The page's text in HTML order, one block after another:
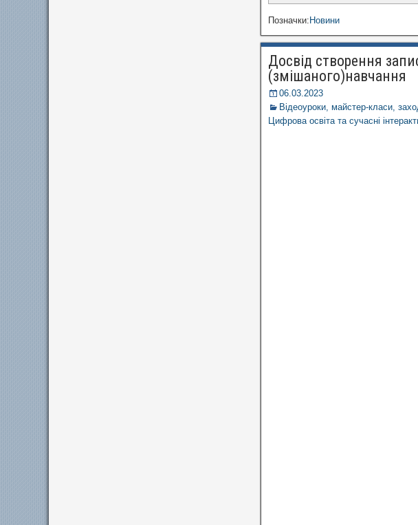
Позначки: Новини
Досвід створення
(змішаного)навчання
06.03.2023
Відеоуроки, майстер-класи,
Цифрова освіта та сучасні